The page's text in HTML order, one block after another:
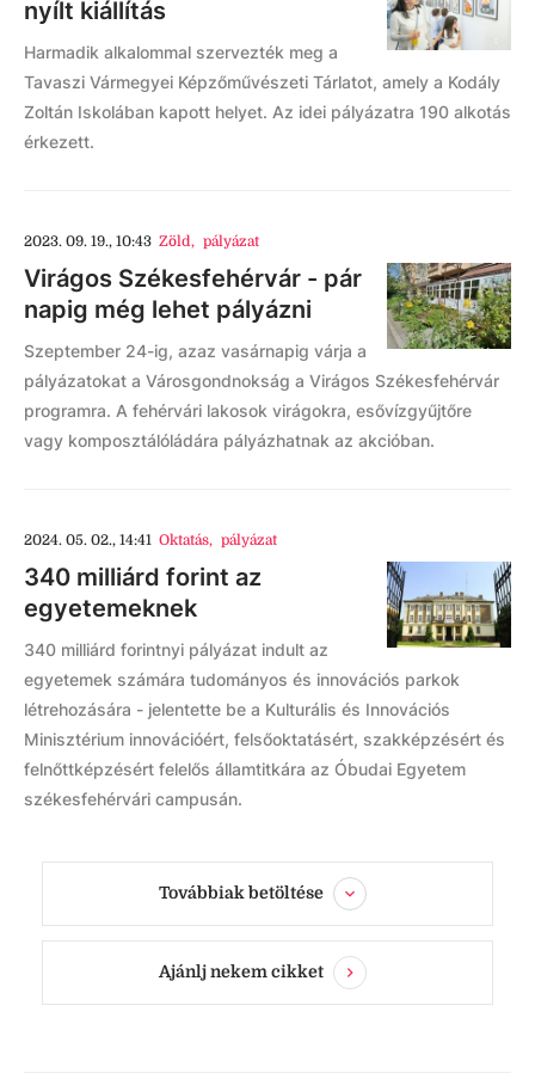
nyílt kiállítás
Harmadik alkalommal szervezték meg a
Tavaszi Vármegyei Képzőművészeti Tárlatot, amely a Kodály
Zoltán Iskolában kapott helyet. Az idei pályázatra 190 alkotás
érkezett.
2023. 09. 19., 10:43 Zöld, pályázat
Virágos Székesfehérvár - pár
napig még lehet pályázni
Szeptember 24-ig, azaz vasárnapig várja a
pályázatokat a Városgondnokság a Virágos Székesfehérvár
programra. A fehérvári lakosok virágokra, esővízgyűjtőre
vagy komposztálóládára pályázhatnak az akcióban.
2024. 05. 02., 14:41 Oktatás, pályázat
340 milliárd forint az
egyetemeknek
340 milliárd forintnyi pályázat indult az
egyetemek számára tudományos és innovációs parkok
létrehozására - jelentette be a Kulturális és Innovációs
Minisztérium innovációért, felsőoktatásért, szakképzésért és
felnőttképzésért felelős államtitkára az Óbudai Egyetem
székesfehérvári campusán.
Továbbiak betöltése
Ajánlj nekem cikket